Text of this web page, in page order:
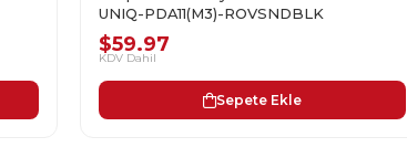
UNIQ-PDA11(M3)-ROVSNDBLK
$59.97
KDV Dahil
Sepete Ekle